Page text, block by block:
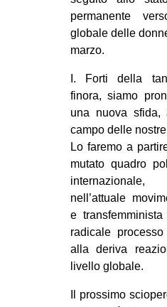
permanente
globale delle
marzo.
I. Forti della
finora, siamo
una nuova sfida,
campo delle
Lo faremo a
mutato quadro
nell’attuale
e
radicale
alla deriva
livello globale.
Il prossimo